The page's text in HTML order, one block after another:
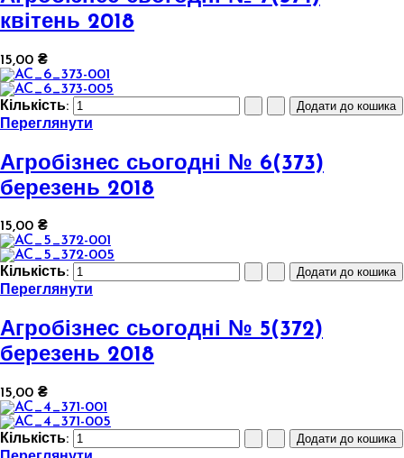
квітень 2018
15,00 ₴
Кількість:
Переглянути
Агробізнес сьогодні № 6(373)
березень 2018
15,00 ₴
Кількість:
Переглянути
Агробізнес сьогодні № 5(372)
березень 2018
15,00 ₴
Кількість: